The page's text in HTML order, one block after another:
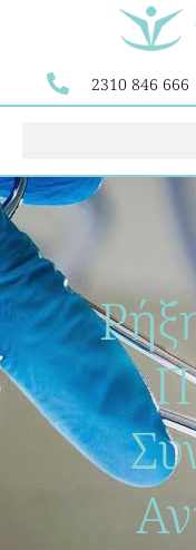
2310 846 666